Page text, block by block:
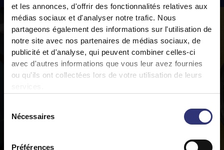
et les annonces, d'offrir des fonctionnalités relatives aux
médias sociaux et d'analyser notre trafic. Nous
partageons également des informations sur l'utilisation de
notre site avec nos partenaires de médias sociaux, de
publicité et d'analyse, qui peuvent combiner celles-ci
avec d'autres informations que vous leur avez fournies
ou qu'ils ont collectées lors de votre utilisation de leurs
services.
Nécessaires
Préférences